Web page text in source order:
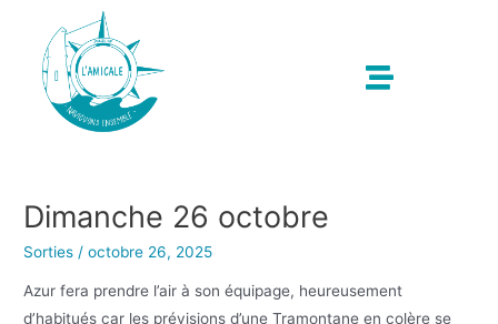
Dimanche 26 octobre
Sorties /octobre 26, 2025
Azur fera prendre l’air à son équipage, heureusement
d’habitués car les prévisions d’une Tramontane en colère se